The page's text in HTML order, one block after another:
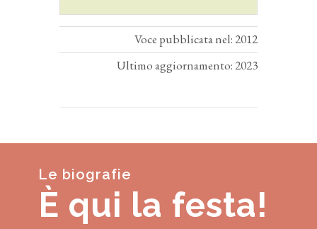
Voce pubblicata nel: 2012
Ultimo aggiornamento: 2023
Le biografie
È qui la festa!